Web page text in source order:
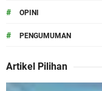
# OPINI
# PENGUMUMAN
Artikel Pilihan